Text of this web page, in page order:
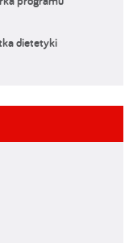
dietetyki